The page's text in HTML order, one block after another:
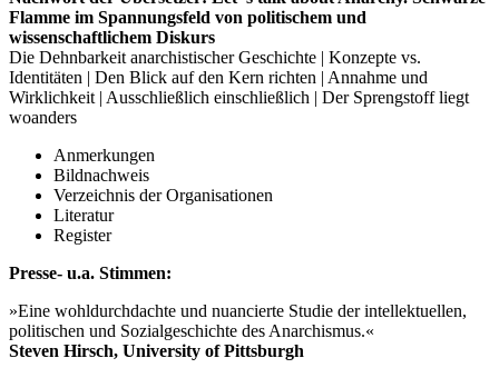
Flamme im Spannungsfeld von politischem und
wissenschaftlichem Diskurs
Die Dehnbarkeit anarchistischer Geschichte | Konzepte vs.
Identitäten | Den Blick auf den Kern richten | Annahme und
Wirklichkeit | Ausschließlich einschließlich | Der Sprengstoff liegt
woanders
Anmerkungen
Bildnachweis
Verzeichnis der Organisationen
Literatur
Register
Presse- u.a. Stimmen:
»Eine wohldurchdachte und nuancierte Studie der intellektuellen,
politischen und Sozialgeschichte des Anarchismus.«
Steven Hirsch, University of Pittsburgh